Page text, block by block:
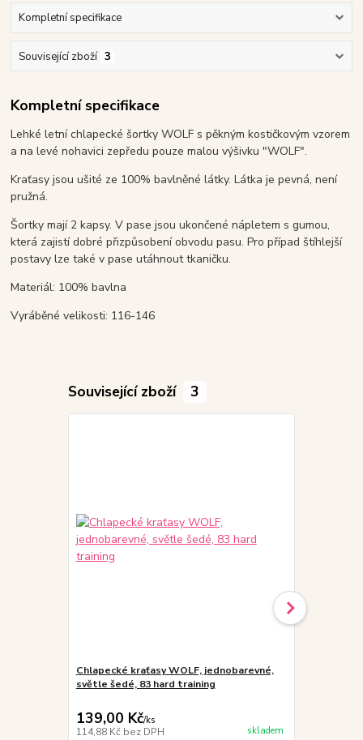
Kompletní specifikace
Související zboží 3
Kompletní specifikace
Lehké letní chlapecké šortky WOLF s pěkným kostičkovým vzorem
a na levé nohavici zepředu pouze malou výšivku "WOLF".
Kraťasy jsou ušité ze 100% bavlněné látky. Látka je pevná, není
pružná.
Šortky mají 2 kapsy. V pase jsou ukončené nápletem s gumou,
která zajistí dobré přizpůsobení obvodu pasu. Pro případ štíhlejší
postavy lze také v pase utáhnout tkaničku.
Materiál: 100% bavlna
Vyráběné velikosti: 116-146
Související zboží 3
Chlapecké kraťasy WOLF, jednobarevné,
světle šedé, 83 hard training
139,00 Kč/ks
114,88 Kč bez DPH skladem